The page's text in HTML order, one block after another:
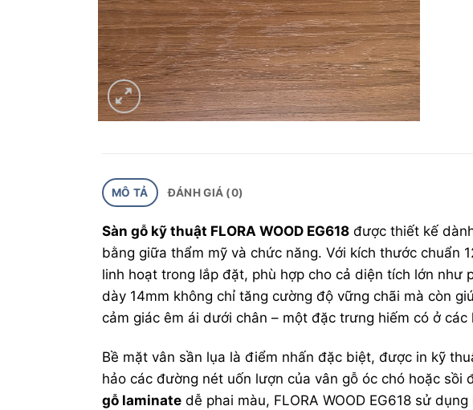
MÔ TẢ ĐÁNH GIÁ (0)
Sàn gỗ kỹ thuật FLORA WOOD EG618 được thiết kế
bằng giữa thẩm mỹ và chức năng. Với kích thước chuẩn
linh hoạt trong lắp đặt, phù hợp cho cả diện tích lớn như
dày 14mm không chỉ tăng cường độ vững chãi mà còn
cảm giác êm ái dưới chân – một đặc trưng hiếm có ở các
Bề mặt vân sần lụa là điểm nhấn đặc biệt, được in kỹ
hảo các đường nét uốn lượn của vân gỗ óc chó hoặc sồi
gỗ laminate dễ phai màu, FLORA WOOD EG618 sử